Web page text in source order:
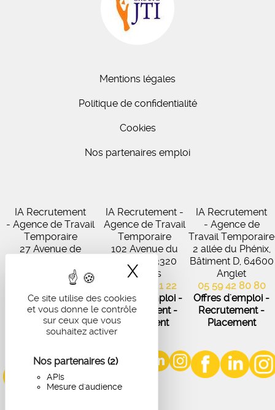
Ce site utilise des cookies
et vous donne le contrôle
sur ceux que vous
souhaitez activer
Nos partenaires (2)
APIs
Mesure d'audience
X Masquer le
Mentions légales
Politique de confidentialité
Cookies
Nos partenaires emploi
IA Recrutement
- Agence de Travail
Temporaire
27 Avenue de
Artigues-près-
Bordeaux
05 56 67 48 57
Offres d'emploi -
Recrutement -
Placement
IA Recrutement -
Agence de Travail
Temporaire
102 Avenue du
Médoc, 33320
Eysines
05 56 45 21 22
Offres d'emploi -
Recrutement -
Placement
IA Recrutement
- Agence de
Travail Temporaire
2 allée du Phénix,
Bâtiment D, 64600
Anglet
05 59 42 80 80
Offres d'emploi -
Recrutement -
Placement